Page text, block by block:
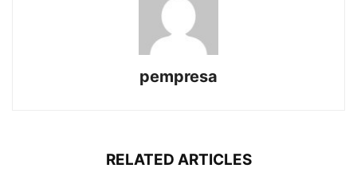
pempresa
RELATED ARTICLES